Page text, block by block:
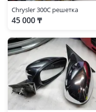
Chrysler 300С решетка
45 000 ₸